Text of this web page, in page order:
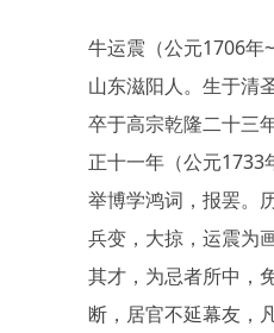
牛运震（公元1706年
山东滋阳人。生于清
卒于高宗乾隆二十三
正十一年（公元1733
举博学鸿词，报罢。
兵变，大掠，运震为
其才，为忌者所中，
断，居官不延幕友，